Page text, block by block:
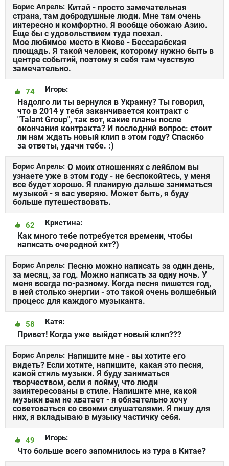
Борис Апрель: Китай - просто замечательная
страна, там добродушные люди. Мне там очень
интересно и комфортно. Я вообще обожаю Азию.
Еще бы с удовольствием туда поехал.
Мое любимое место в Киеве - Бессарабская
площадь. Я такой человек, которому нужно быть в
центре событий, поэтому я себя там чувствую
замечательно.
Игорь:
74
Надолго ли ты вернулся в Украину? Ты говорил,
что в 2014 у тебя заканчивается контракт с
"Talant Group", так вот, какие планы после
окончания контракта? И последний вопрос: стоит
ли нам ждать новый клип в этом году? Спасибо
за ответы, удачи тебе. :)
Борис Апрель: О моих отношениях с лейблом вы
узнаете уже в этом году - не беспокойтесь, у меня
все будет хорошо. Я планирую дальше заниматься
музыкой - я вас уверяю. Может быть, я буду
больше путешествовать.
Кристина:
62
Как много тебе потребуется времени, чтобы
написать очередной хит?)
Борис Апрель: Песню можно написать за один день,
за месяц, за год. Можно написать за одну ночь. У
меня всегда по-разному. Когда песня пишется год,
в ней столько энергии - это такой очень волшебный
процесс для каждого музыканта.
Катя:
58
Привет! Когда уже выйдет новый клип???
Борис Апрель: Напишите мне - вы хотите его
видеть? Если хотите, напишите, какая это песня,
какой стиль музыки. Я буду заниматься
творчеством, если я пойму, что люди
заинтересованы в стиле. Напишите мне, какой
музыки вам не хватает - я обязательно хочу
советоваться со своими слушателями. Я пишу для
них, я вкладываю в музыку частичку себя.
Игорь:
49
Что больше всего запомнилось из тура в Китае?